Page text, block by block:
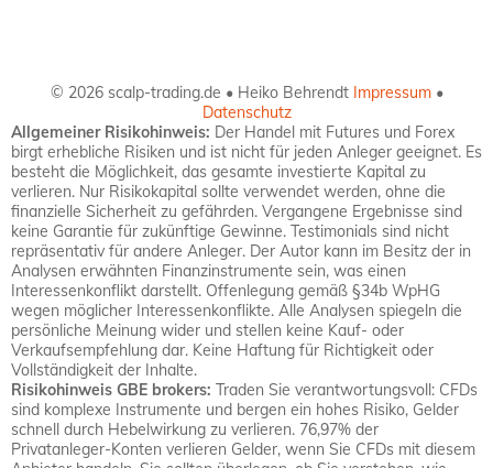
© 2026 scalp-trading.de • Heiko Behrendt Impressum•
Datenschutz
Allgemeiner Risikohinweis: Der Handel mit Futures und Forex
birgt erhebliche Risiken und ist nicht für jeden Anleger geeignet. Es
besteht die Möglichkeit, das gesamte investierte Kapital zu
verlieren. Nur Risikokapital sollte verwendet werden, ohne die
finanzielle Sicherheit zu gefährden. Vergangene Ergebnisse sind
keine Garantie für zukünftige Gewinne. Testimonials sind nicht
repräsentativ für andere Anleger. Der Autor kann im Besitz der in
Analysen erwähnten Finanzinstrumente sein, was einen
Interessenkonflikt darstellt. Offenlegung gemäß §34b WpHG
wegen möglicher Interessenkonflikte. Alle Analysen spiegeln die
persönliche Meinung wider und stellen keine Kauf- oder
Verkaufsempfehlung dar. Keine Haftung für Richtigkeit oder
Vollständigkeit der Inhalte.
Risikohinweis GBE brokers: Traden Sie verantwortungsvoll: CFDs
sind komplexe Instrumente und bergen ein hohes Risiko, Gelder
schnell durch Hebelwirkung zu verlieren. 76,97% der
Privatanleger-Konten verlieren Gelder, wenn Sie CFDs mit diesem